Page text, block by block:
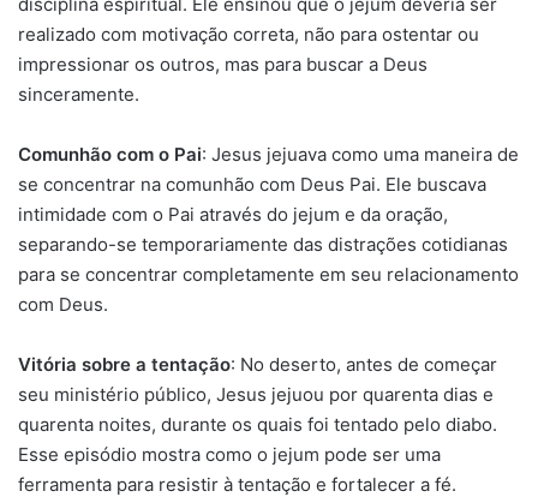
realizado com motivação correta, não para ostentar ou
impressionar os outros, mas para buscar a Deus
sinceramente.
Comunhão com o Pai: Jesus jejuava como uma maneira de
se concentrar na comunhão com Deus Pai. Ele buscava
intimidade com o Pai através do jejum e da oração,
separando-se temporariamente das distrações cotidianas
para se concentrar completamente em seu relacionamento
com Deus.
Vitória sobre a tentação: No deserto, antes de começar
seu ministério público, Jesus jejuou por quarenta dias e
quarenta noites, durante os quais foi tentado pelo diabo.
Esse episódio mostra como o jejum pode ser uma
ferramenta para resistir à tentação e fortalecer a fé.